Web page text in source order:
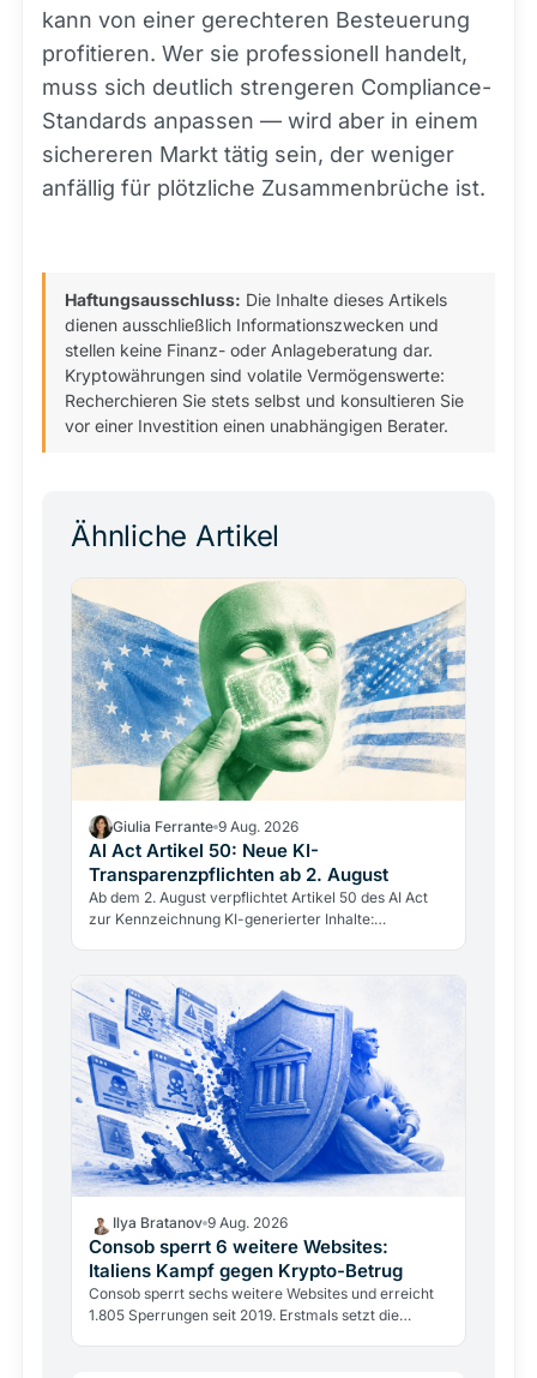
kann von einer gerechteren Besteuerung
profitieren. Wer sie professionell handelt,
muss sich deutlich strengeren Compliance-
Standards anpassen — wird aber in einem
sichereren Markt tätig sein, der weniger
anfällig für plötzliche Zusammenbrüche ist.
Haftungsausschluss: Die Inhalte dieses Artikels
dienen ausschließlich Informationszwecken und
stellen keine Finanz- oder Anlageberatung dar.
Kryptowährungen sind volatile Vermögenswerte:
Recherchieren Sie stets selbst und konsultieren Sie
vor einer Investition einen unabhängigen Berater.
Ähnliche Artikel
Giulia Ferrante 9 Aug. 2026
AI Act Artikel 50: Neue KI-
Transparenzpflichten ab 2. August
Ab dem 2. August verpflichtet Artikel 50 des AI Act
zur Kennzeichnung KI-generierter Inhalte:
Ilya Bratanov 9 Aug. 2026
Consob sperrt 6 weitere Websites:
Italiens Kampf gegen Krypto-Betrug
Consob sperrt sechs weitere Websites und erreicht
1.805 Sperrungen seit 2019. Erstmals setzt die